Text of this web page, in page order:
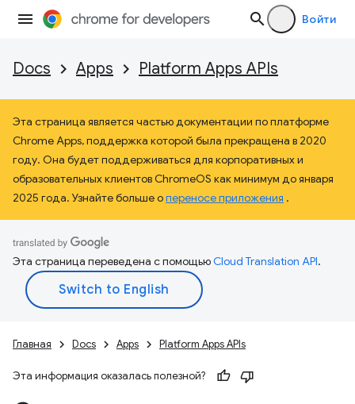
Войти
Docs Apps Platform Apps APIs
Эта страница является частью документации по платформе
Chrome Apps, поддержка которой была прекращена в 2020
году. Она будет поддерживаться для корпоративных и
образовательных клиентов ChromeOS как минимум до января
2025 года. Узнайте больше опереносе приложения .
Эта страница переведена с помощьюCloud Translation API.
Главная Docs Apps Platform Apps APIs
Эта информация оказалась полезной?